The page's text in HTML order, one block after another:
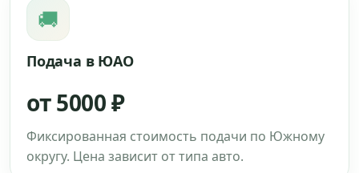
🚚
Подача в ЮАО
от 5000 ₽
Фиксированная стоимость подачи по Южному
округу. Цена зависит от типа авто.